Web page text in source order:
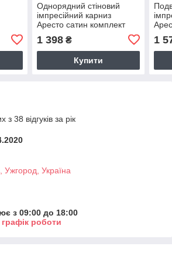
Однорядний стіновий
імпресійний карниз
Аресто сатин комплект
1 398₴
Купити
1
38 відгуків за рік
Ужгород, Україна
з 09:00 до 18:00
роботи